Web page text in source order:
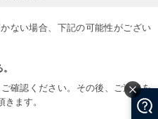
ない場合、下記の可能性がござい
確認ください。その後、ご連絡を
ます。